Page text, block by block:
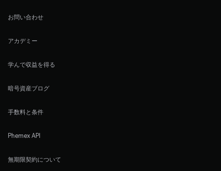
お問い合わせ
アカデミー
学んで収益を得る
暗号資産ブログ
手数料と条件
Phemex API
無期限契約について